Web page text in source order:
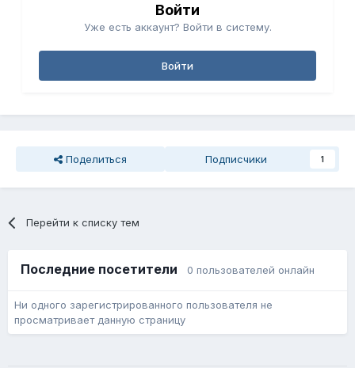
Войти
Уже есть аккаунт? Войти в систему.
Войти
Поделиться Подписчики 1
Перейти к списку тем
Последние посетители 0 пользователей онлайн
Ни одного зарегистрированного пользователя не
просматривает данную страницу